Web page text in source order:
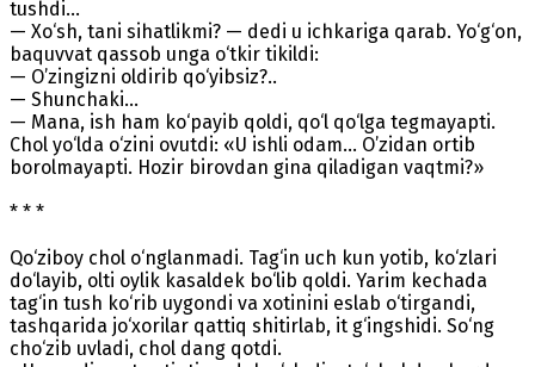
tushdi...
— Xo‘sh, tani sihatlikmi? — dedi u ichkariga qarab. Yo‘g‘on,
baquvvat qassob unga o‘tkir tikildi:
— O’zingizni oldirib qo‘yibsiz?..
— Shunchaki...
— Mana, ish ham ko‘payib qoldi, qo‘l qo‘lga tegmayapti.
Chol yo‘lda o‘zini ovutdi: «U ishli odam... O’zidan ortib
borolmayapti. Hozir birovdan gina qiladigan vaqtmi?»
* * *
Qo‘ziboy chol o‘nglanmadi. Tag‘in uch kun yotib, ko‘zlari
do‘layib, olti oylik kasaldek bo‘lib qoldi. Yarim kechada
tag‘in tush ko‘rib uygondi va xotinini eslab o‘tirgandi,
tashqarida jo‘xorilar qattiq shitirlab, it g‘ingshidi. So‘ng
cho‘zib uvladi, chol dang qotdi.